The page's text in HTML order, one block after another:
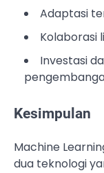
Adaptasi
Kolaborasi
Investasi
Kesimpulan
Machine
dua teknologi